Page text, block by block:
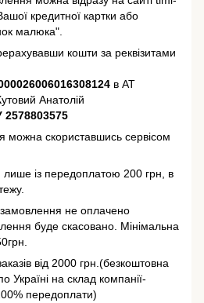
кредитної картки або
малюка".
кошти за реквізитами
в АТ
Анатолій
можна скориставшись сервісом
із передоплатою 200 грн, в
не оплачено
буде скасовано. Мінімальна
від 2000 грн.(безкоштовна
Україні на склад компанії-
передоплати)